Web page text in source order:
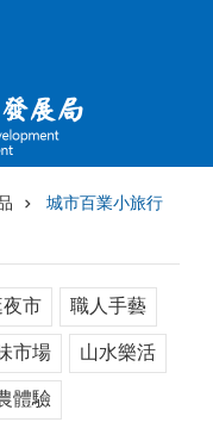
城市百業小旅行
市 職人手藝
市場 山水樂活
體驗